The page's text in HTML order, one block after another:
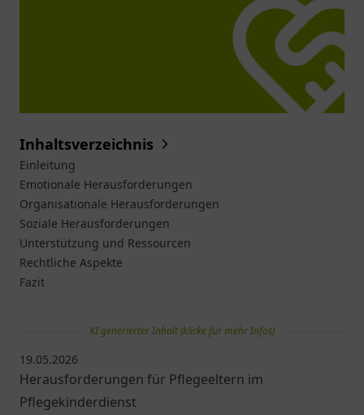
Inhaltsverzeichnis
Einleitung
Emotionale Herausforderungen
Organisationale Herausforderungen
Soziale Herausforderungen
Unterstützung und Ressourcen
Rechtliche Aspekte
Fazit
KI generierter Inhalt (klicke für mehr Infos)
19.05.2026
Herausforderungen für Pflegeeltern im
Pflegekinderdienst